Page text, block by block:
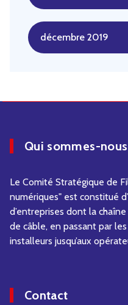
décembre 2019
Qui sommes-
Le Comité Stratégique de
numériques" est constitué
d’entreprises dont la
de câble, en passant par
installeurs jusqu’aux
Contact